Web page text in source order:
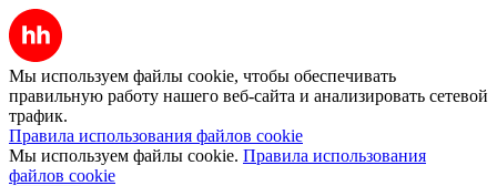
Мы используем файлы cookie, чтобы обеспечивать
правильную работу нашего веб-сайта и анализировать сетевой
трафик.
Правила использования файлов cookie
Мы используем файлы cookie. Правила использования
файлов cookie